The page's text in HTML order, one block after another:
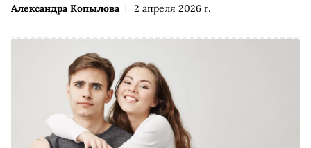
Александра Копылова 2 апреля 2026 г.